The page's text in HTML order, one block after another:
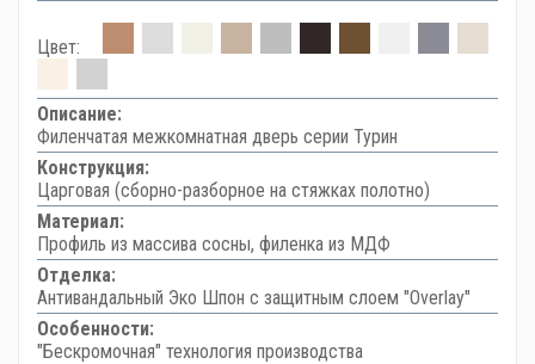
Цвет:
Описание:
Филенчатая межкомнатная дверь серии Турин
Конструкция:
Царговая (сборно-разборное на стяжках полотно)
Материал:
Профиль из массива сосны, филенка из МДФ
Отделка:
Антивандальный Эко Шпон с защитным слоем "Overlay"
Особенности:
"Бескромочная" технология производства